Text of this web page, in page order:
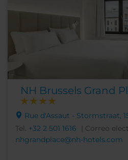
NH Brussels Grand
Rue d'Assaut - Stormstraat,
Tel. +32 2 501 1616
| Correo
nhgrandplace@nh-hotels.com